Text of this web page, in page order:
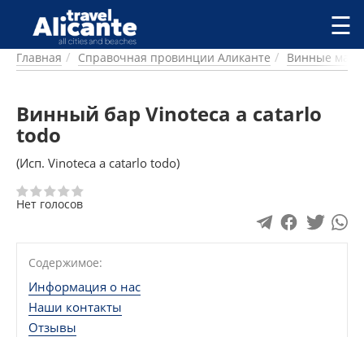
Перейти к основному содержанию
ГОРОДА
ПИТАНИЕ
ПРОЖИВАНИЕ
ДОСТОПРИМЕЧАТЕЛЬНОСТИ
КЕМПИНГ
КОМАРКИ (РАЙОНЫ)
ПРЕДЛОЖЕНИЯ
СТАТЬИ
УСЛУГИ
☰
Главная Справочная провинции Аликанте Винные
Винный бар Vinoteca a catarlo
todo
(Исп. Vinoteca a catarlo todo)
Нет голосов
Содержимое:
Информация о нас
Наши контакты
Отзывы